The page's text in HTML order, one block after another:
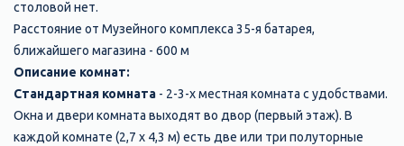
столовой нет.
Расстояние от Музейного комплекса 35-я батарея,
ближайшего магазина - 600 м
Описание комнат:
Стандартная комната - 2-3-х местная комната с удобствами.
Окна и двери комната выходят во двор (первый этаж). В
каждой комнате (2,7 х 4,3 м) есть две или три полуторные